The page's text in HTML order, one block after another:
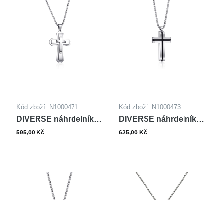
Kód zboží: N1000471
DIVERSE náhrdelník z
oceli KŘÍŽEK
595,00 Kč
Kód zboží: N1000473
DIVERSE náhrdelník z
oceli KŘÍŽEK
625,00 Kč